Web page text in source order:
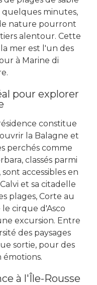
minutes,
nature pourront
alentour. Cette
mer est l'un des
à Marine di
pour explorer
constitue
la Balagne et
perchés comme
classés parmi
accessibles en
et sa citadelle
plages, Corte au
cirque d'Asco
excursion. Entre
des paysages
sortie, pour des
émotions.
à l'Île-Rousse